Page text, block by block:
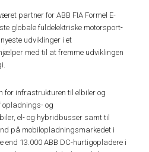
partner for ABB FIA Formel E-
globale fuldelektriske motorsport-
udviklinger i et
med til at fremme udviklingen
for infrastrukturen til elbiler og
opladnings- og
el- og hybridbusser samt til
på mobilopladningsmarkedet i
end 13.000 ABB DC-hurtigopladere i